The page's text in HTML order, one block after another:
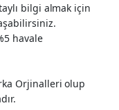
bilgi almak için
havale
Orjinalleri olup